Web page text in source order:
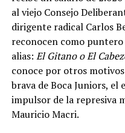
al viejo Consejo
dirigente radical Carlos
reconocen como
alias: El Gitano o El
conoce por otros
brava de Boca Juniors,
impulsor de la represiva
Mauricio Macri.